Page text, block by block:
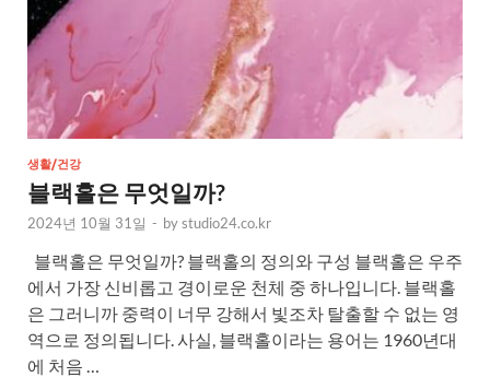
생활/건강
블랙홀은 무엇일까?
2024년 10월 31일 - bystudio24.co.kr
블랙홀은 무엇일까? 블랙홀의 정의와 구성 블랙홀은 우주
에서 가장 신비롭고 경이로운 천체 중 하나입니다. 블랙홀
은 그러니까 중력이 너무 강해서 빛조차 탈출할 수 없는 영
역으로 정의됩니다. 사실, 블랙홀이라는 용어는 1960년대
에 처음 …